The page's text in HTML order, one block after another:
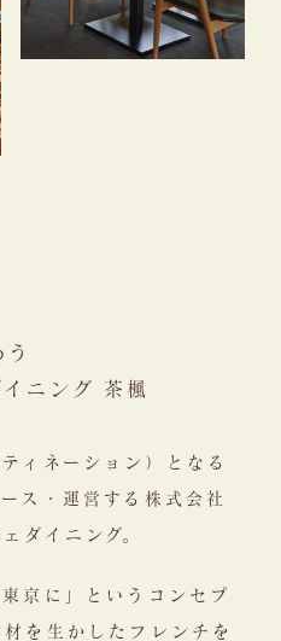
ニング 茶楓
ィネーション）となる
ス・運営する株式会社
ダイニング。
京に」というコンセプ
を生かしたフレンチを